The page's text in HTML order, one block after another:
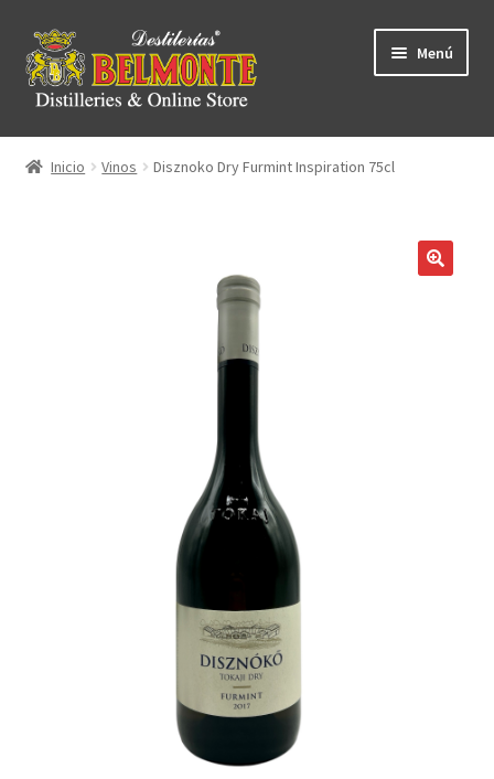
Ir
a
la
Ir
al
contenido
Menú
Inicio Vinos Disznoko Dry Furmint Inspiration 75cl